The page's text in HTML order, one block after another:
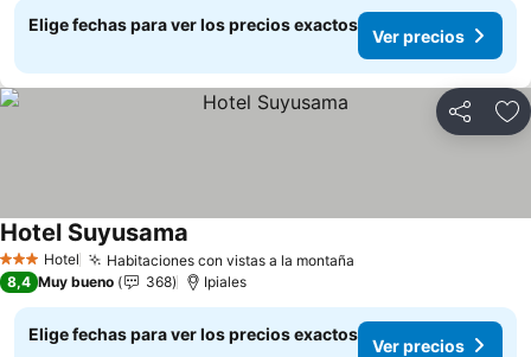
Elige fechas para ver los precios exactos
Ver precios
Compartir
3 Estrellas
Hotel Habitaciones con vistas a la montaña
Hotel Suyusama
8,4 Muy bueno 368 Ipiales
Elige fechas para ver los precios exactos
Ver precios